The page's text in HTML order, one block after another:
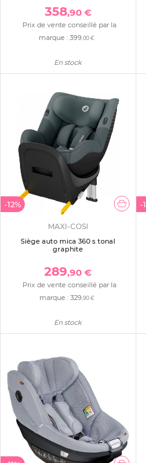
358,90 €
Prix de vente conseillé par la
marque :399,00 €
En stock
-12%
MAXI-COSI
Siège auto mica 360 s tonal
graphite
289,90 €
Prix de vente conseillé par la
marque : 329,90 €
En stock
-